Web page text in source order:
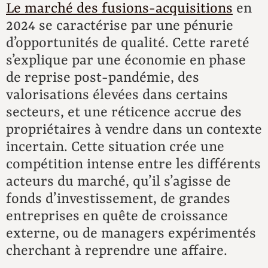
Le marché des fusions-acquisitions en
2024 se caractérise par une pénurie
d’opportunités de qualité. Cette rareté
s’explique par une économie en phase
de reprise post-pandémie, des
valorisations élevées dans certains
secteurs, et une réticence accrue des
propriétaires à vendre dans un contexte
incertain. Cette situation crée une
compétition intense entre les différents
acteurs du marché, qu’il s’agisse de
fonds d’investissement, de grandes
entreprises en quête de croissance
externe, ou de managers expérimentés
cherchant à reprendre une affaire.